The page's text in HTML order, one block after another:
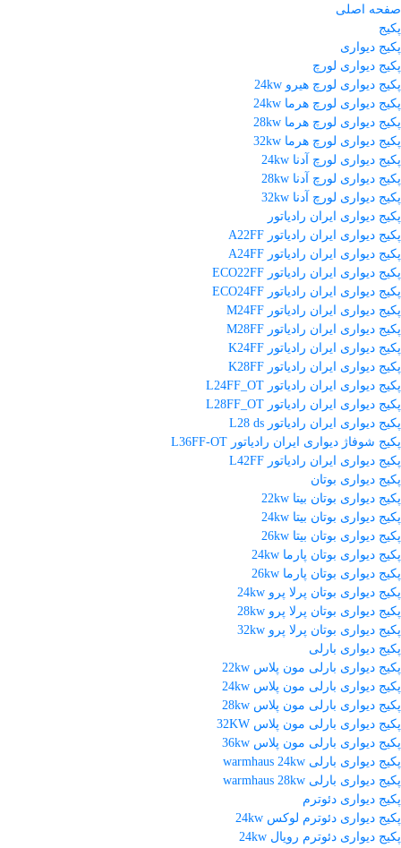
صفحه اصلی
پکیج
پکیج دیواری
پکیج دیواری لورچ
پکیج دیواری لورچ هیرو 24kw
پکیج دیواری لورچ هرما 24kw
پکیج دیواری لورچ هرما 28kw
پکیج دیواری لورچ هرما 32kw
پکیج دیواری لورچ آدنا 24kw
پکیج دیواری لورچ آدنا 28kw
پکیج دیواری لورچ آدنا 32kw
پکیج دیواری ایران رادیاتور
پکیج دیواری ایران رادیاتور A22FF
پکیج دیواری ایران رادیاتور A24FF
پکیج دیواری ایران رادیاتور ECO22FF
پکیج دیواری ایران رادیاتور ECO24FF
پکیج دیواری ایران رادیاتور M24FF
پکیج دیواری ایران رادیاتور M28FF
پکیج دیواری ایران رادیاتور K24FF
پکیج دیواری ایران رادیاتور K28FF
پکیج دیواری ایران رادیاتور L24FF_OT
پکیج دیواری ایران رادیاتور L28FF_OT
پکیج دیواری ایران رادیاتور L28 ds
پکیج شوفاژ دیواری ایران رادیاتور L36FF-OT
پکیج دیواری ایران رادیاتور L42FF
پکیج دیواری بوتان
پکیج دیواری بوتان بیتا 22kw
پکیج دیواری بوتان بیتا 24kw
پکیج دیواری بوتان بیتا 26kw
پکیج دیواری بوتان پارما 24kw
پکیج دیواری بوتان پارما 26kw
پکیج دیواری بوتان پرلا پرو 24kw
پکیج دیواری بوتان پرلا پرو 28kw
پکیج دیواری بوتان پرلا پرو 32kw
پکیج دیواری بارلی
پکیج دیواری بارلی مون پلاس 22kw
پکیج دیواری بارلی مون پلاس 24kw
پکیج دیواری بارلی مون پلاس 28kw
پکیج دیواری بارلی مون پلاس 32KW
پکیج دیواری بارلی مون پلاس 36kw
پکیج دیواری بارلی warmhaus 24kw
پکیج دیواری بارلی warmhaus 28kw
پکیج دیواری دئوترم
پکیج دیواری دئوترم لوکس 24kw
پکیج دیواری دئوترم رویال 24kw